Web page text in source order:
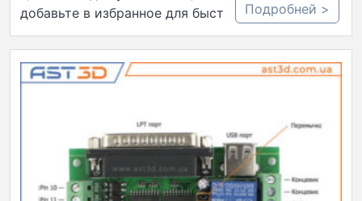
добавьте в избранное для быстрого…..Подробней >